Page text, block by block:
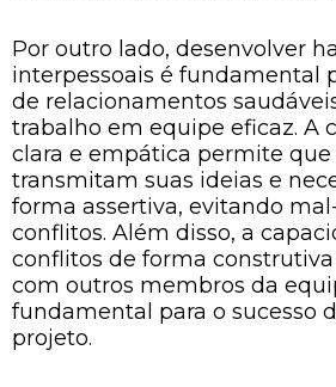
Por outro lado, desenvolver
interpessoais é fundamental
de relacionamentos
trabalho em equipe eficaz. A
clara e empática permite que
transmitam suas ideias e
forma assertiva, evitando
conflitos. Além disso, a
conflitos de forma
com outros membros da
fundamental para o sucesso
projeto.